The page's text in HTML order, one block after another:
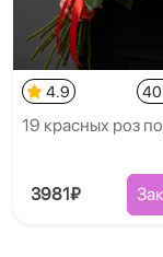
4.9 40
19 красных роз
3981₽